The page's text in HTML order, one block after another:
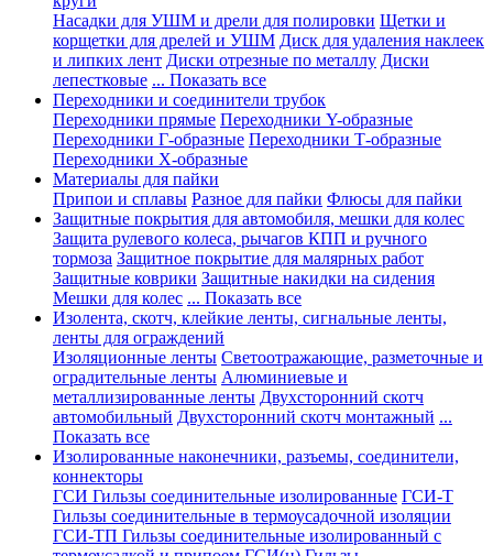
Насадки для УШМ и дрели для полировки Щетки и
корщетки для дрелей и УШМ Диск для удаления наклеек
и липких лент Диски отрезные по металлу Диски
лепестковые ... Показать все
Переходники и соединители трубок
Переходники прямые Переходники Y-образные
Переходники Г-образные Переходники Т-образные
Переходники Х-образные
Материалы для пайки
Припои и сплавы Разное для пайки Флюсы для пайки
Защитные покрытия для автомобиля, мешки для колес
Защита рулевого колеса, рычагов КПП и ручного
тормоза Защитное покрытие для малярных работ
Защитные коврики Защитные накидки на сидения
Мешки для колес ... Показать все
Изолента, скотч, клейкие ленты, сигнальные ленты,
ленты для ограждений
Изоляционные ленты Светоотражающие, разметочные и
оградительные ленты Алюминиевые и
металлизированные ленты Двухсторонний скотч
автомобильный Двухсторонний скотч монтажный ...
Показать все
Изолированные наконечники, разъемы, соединители,
коннекторы
ГСИ Гильзы соединительные изолированные ГСИ-Т
Гильзы соединительные в термоусадочной изоляции
ГСИ-ТП Гильзы соединительные изолированный с